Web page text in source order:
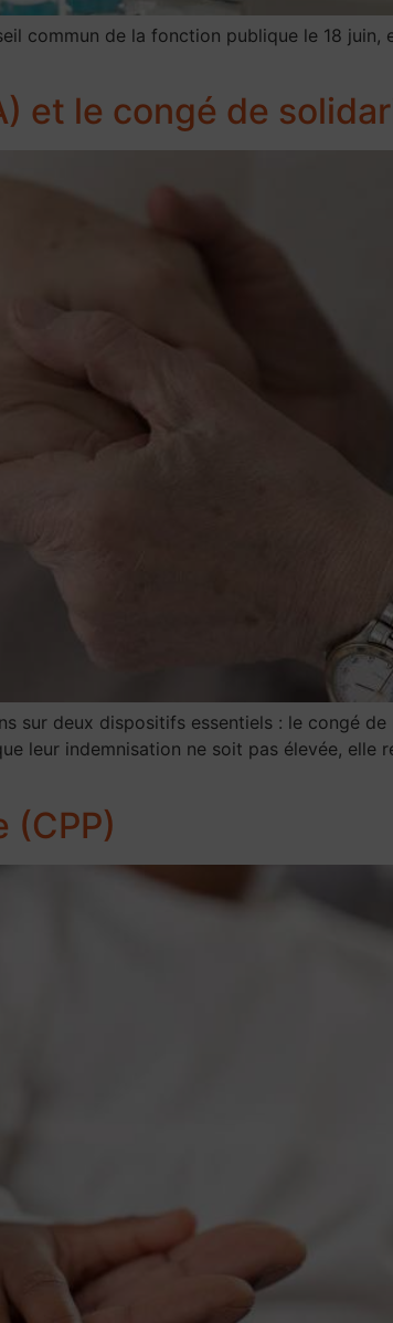
commun de la fonction publique le 18
et le congé de
sur deux dispositifs essentiels : le congé
leur indemnisation ne soit pas élevée, elle
(CPP)